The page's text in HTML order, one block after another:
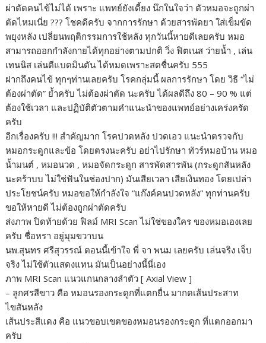
ผ่าตัดคนไข้ไม่ได้ เพราะ แพทย์ยังเดี้ยง นึกในใจว่า ตัวหมอจะถูกผ่า
ตัดไหมเนี่ย ??? โชคดีครับ จากการรักษา ด้วยสารพัดยา ใส่เข็มขัด
พยุงหลัง เปลี่ยนพฤติกรรมการใช้หลัง ทุกวันนี้หายดีเลยครับ หมอ
สามารถออกกำลังกายได้ทุกอย่างตามปกติ วิ่ง ฟิตเนส ว่ายน้ำ , เล่น
เทนนิส เล่นตีแบดมินตัน ได้หมดเพราะสดชื่นครับ 555
ฝากถึงคนไข้ ทุกๆท่านเลยครับ โรคกลุ่มนี้ ผลการรักษา โดย วิธี “ไม่
ต้องผ่าตัด” ย้ำครับ ไม่ต้องผ่าตัด นะครับ ได้ผลดีถึง 80 – 90 % แต่
ต้องใช้เวลา และปฏิบัติตัวตามคำแนะนำของแพทย์อย่างเคร่งครัด
ครับ
อีกเรื่องครับ !!! สำคัญมาก โรคปวดหลัง ปวดเอว แนะนำตรวจกับ
หมอกระดูกและข้อ โดยตรงนะครับ อย่าไปรักษา ทัวร์หมอบ้าน หมอ
น้ำมนต์ , หมอนวด , หมอจัดกระดูก สารพัดสารพัน (กระดูกสันหลัง
นะคร้าบบ ไม่ใช่ฟันในช่องปาก) มันเสียเวลา เสียเงินทอง โดยเปล่า
ประโยชน์ครับ หมอขอให้กำลังใจ “แก๊งค์คนปวดหลัง” ทุกท่านครับ
ขอให้หายดี ไม่ต้องถูกผ่าตัดครับ
ส่งภาพ ปิดท้ายด้วย ฟิลม์ MRI Scan ไม่ใช่ของใคร ของหมอเองเลย
ครับ ชื่อหรา อยู่มุมขวาบน
นพ.สุนทร ศรีสุวรรณ์ ตอนนี้เข้าใจ พี่ จา พนม เลยครับ เล่นจริง เจ็บ
จริง ไม่ใช้ตัวแสดงแทน มันเป็นอย่างนี้นี่เอง
ภาพ MRI Scan แนวแกนกลางลำตัว [ Axial View ]
– ลูกศรสีขาว คือ หมอนรองกระดูกที่แตกยื่น มากดเส้นประสาท
ไขสันหลัง
เส้นประสีแดง คือ แนวขอบเขตของหมอนรองกระดูก ที่แตกออกมา
ครับ